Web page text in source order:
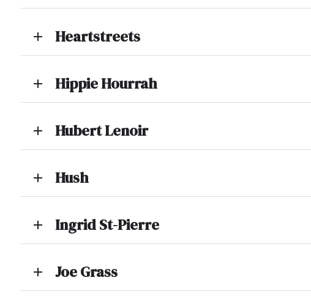
add Heartstreets
add Hippie Hourrah
add Hubert Lenoir
add Hush
add Ingrid St-Pierre
add Joe Grass